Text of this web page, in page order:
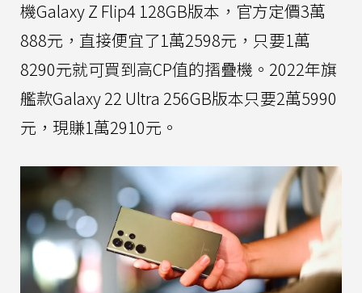
機Galaxy Z Flip4 128GB版本，官方定價3萬
888元，直接便宜了1萬2598元，只要1萬
8290元就可買到高CP值的摺疊機。2022年旗
艦款Galaxy 22 Ultra 256GB版本只要2萬5990
元，現賺1萬2910元。